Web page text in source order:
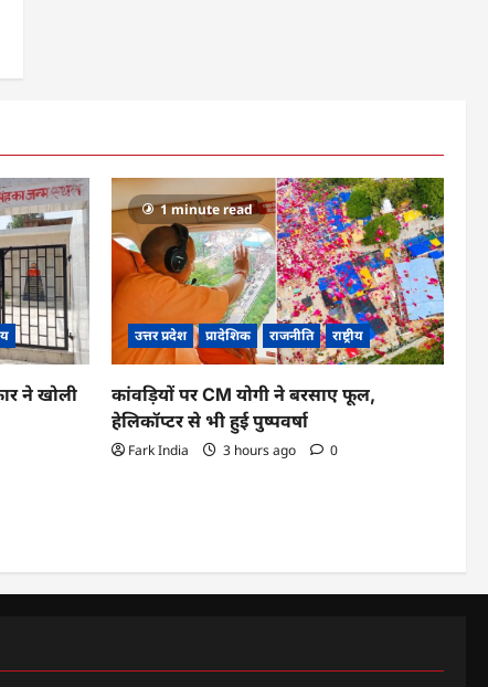
ने खोली
1 minute read
उत्तर प्रदेश प्रादेशिक राजनीति राष्ट्रीय
कांवड़ियों पर CM योगी ने बरसाए फूल,
हेलिकॉप्टर से भी हुई पुष्पवर्षा
Fark India 3 hours ago 0